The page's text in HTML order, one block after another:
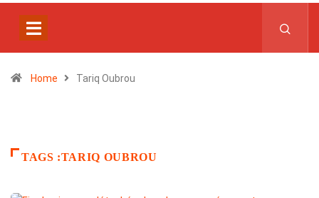
Home Tariq Oubrou
TAGS :TARIQ OUBROU